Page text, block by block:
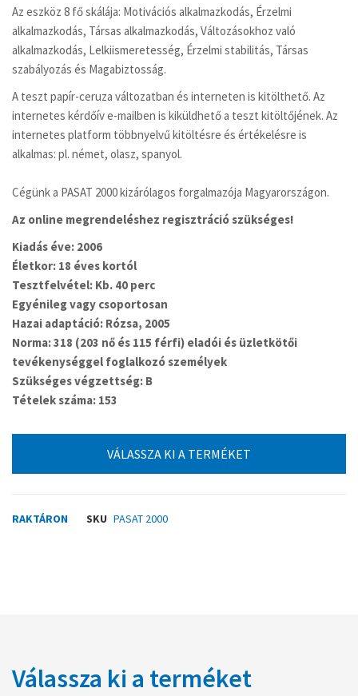
Az eszköz 8 fő skálája: Motivációs alkalmazkodás, Érzelmi
alkalmazkodás, Társas alkalmazkodás, Változásokhoz való
alkalmazkodás, Lelkiismeretesség, Érzelmi stabilitás, Társas
szabályozás és Magabiztosság.
A teszt papír-ceruza változatban és interneten is kitölthető. Az
internetes kérdőív e-mailben is kiküldhető a teszt kitöltőjének. Az
internetes platform többnyelvű kitöltésre és értékelésre is
alkalmas: pl. német, olasz, spanyol.
Cégünk a PASAT 2000 kizárólagos forgalmazója Magyarországon.
Az online megrendeléshez regisztráció szükséges!
Kiadás éve: 2006
Életkor: 18 éves kortól
Tesztfelvétel: Kb. 40 perc
Egyénileg vagy csoportosan
Hazai adaptáció: Rózsa, 2005
Norma:318 (203 nő és 115 férfi) eladói és üzletkötői
tevékenységgel foglalkozó személyek
Szükséges végzettség: B
Tételek száma: 153
VÁLASSZA KI A TERMÉKET
RAKTÁRON SKU PASAT 2000
Válassza ki a terméket